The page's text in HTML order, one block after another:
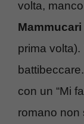
volta,
prima
con un “Mi
romano non